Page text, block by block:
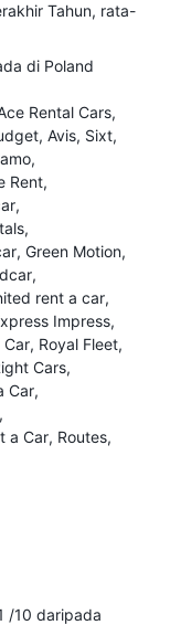
Tahun, rata-
di Poland
Rental Cars
Avis Sixt
Rent
Green Motion
rent a car
Impress
Car Royal Fleet
Cars
Car
a Car Routes
/10 daripada